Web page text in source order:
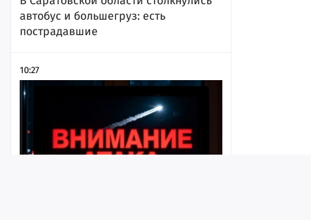
автобус и большегруз: есть
пострадавшие
10:27